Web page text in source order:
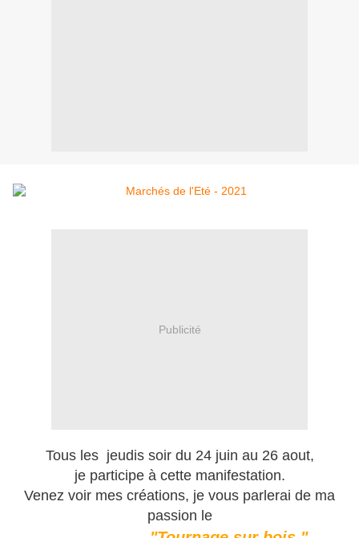
Publicité
Tous les jeudis soir du 24 juin au 26 aout,
je participe à cette manifestation.
Venez voir mes créations, je vous parlerai de ma
passion le